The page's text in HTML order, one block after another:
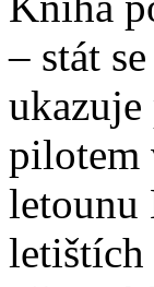
– stát
ukazuje
pilotem
letounu
letištích